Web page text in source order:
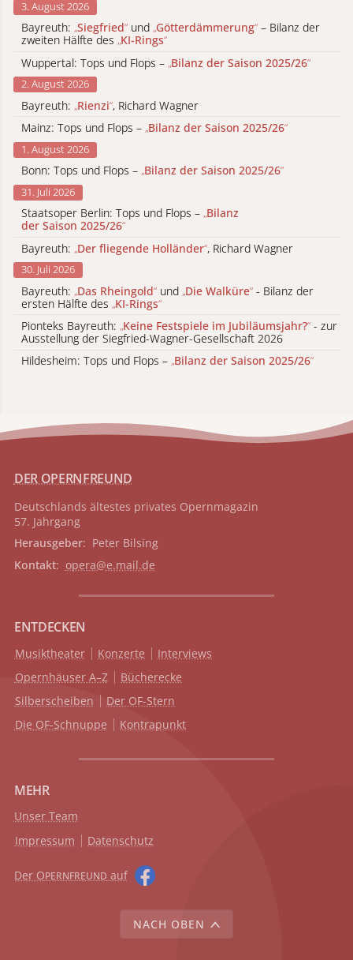
3. August 2026
Bayreuth: „Siegfried“ und „Götterdämmerung“ – Bilanz der
zweiten Hälfte des „KI-Rings“
Wuppertal: Tops und Flops – „Bilanz der Saison 2025/26“
2. August 2026
Bayreuth: „Rienzi“, Richard Wagner
Mainz: Tops und Flops – „Bilanz der Saison 2025/26“
1. August 2026
Bonn: Tops und Flops – „Bilanz der Saison 2025/26“
31. Juli 2026
Staatsoper Berlin: Tops und Flops – „Bilanz
der Saison 2025/26“
Bayreuth: „Der fliegende Holländer“, Richard Wagner
30. Juli 2026
Bayreuth: „Das Rheingold“ und „Die Walküre“ - Bilanz der
ersten Hälfte des „KI-Rings“
Pionteks Bayreuth: „Keine Festspiele im Jubiläumsjahr?“ - zur
Ausstellung der Siegfried-Wagner-Gesellschaft 2026
Hildesheim: Tops und Flops – „Bilanz der Saison 2025/26“
DER OPERNFREUND
Deutschlands ältestes privates Opernmagazin
57. Jahrgang
Herausgeber: Peter Bilsing
Kontakt: opera@e.mail.de
ENTDECKEN
Musiktheater Konzerte
Interviews
Opernhäuser A–Z
Bücherecke
Silberscheiben
Der OF-Stern
Die OF-Schnuppe
Kontrapunkt
MEHR
Unser Team
Impressum
Datenschutz
Der OPERNFREUND auf
NACH OBEN